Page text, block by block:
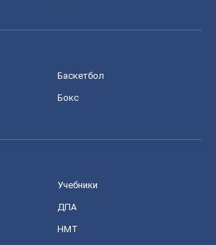
Баскетбол
Бокс
Учебники
ДПА
НМТ